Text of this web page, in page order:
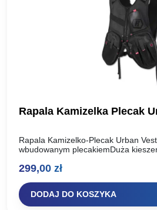
Rapala Kamizelka Plecak
Rapala Kamizelko-Plecak Urban
wbudowanym plecakiemDuża
kieszeni i punktów
299,00 zł
DODAJ DO KOSZYKA